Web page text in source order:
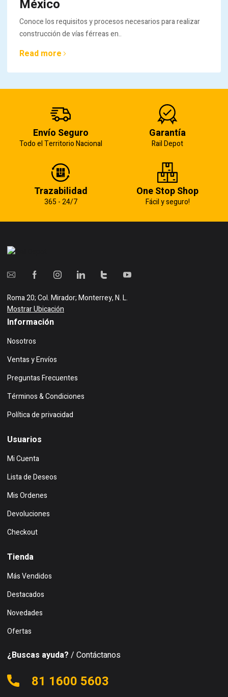
México
Conoce los requisitos y procesos necesarios para realizar
construcción de vías férreas en..
Read more
Envío Seguro
Todo el Territorio Nacional
Garantía
Rail Depot
Trazabilidad
365 - 24/7
One Stop Shop
Fácil y seguro!
Roma 20; Col. Mirador; Monterrey, N. L.
Mostrar Ubicación
Información
Nosotros
Ventas y Envíos
Preguntas Frecuentes
Términos & Condiciones
Política de privacidad
Usuarios
Mi Cuenta
Lista de Deseos
Mis Ordenes
Devoluciones
Checkout
Tienda
Más Vendidos
Destacados
Novedades
Ofertas
¿Buscas ayuda? / Contáctanos
81 1600 5603